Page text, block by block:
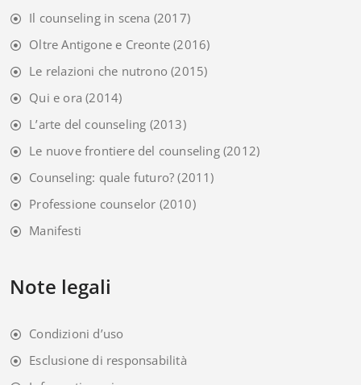
Il counseling in scena (2017)
Oltre Antigone e Creonte (2016)
Le relazioni che nutrono (2015)
Qui e ora (2014)
L’arte del counseling (2013)
Le nuove frontiere del counseling(2012)
Counseling: quale futuro? (2011)
Professione counselor (2010)
Manifesti
Note legali
Condizioni d’uso
Esclusione di responsabilità